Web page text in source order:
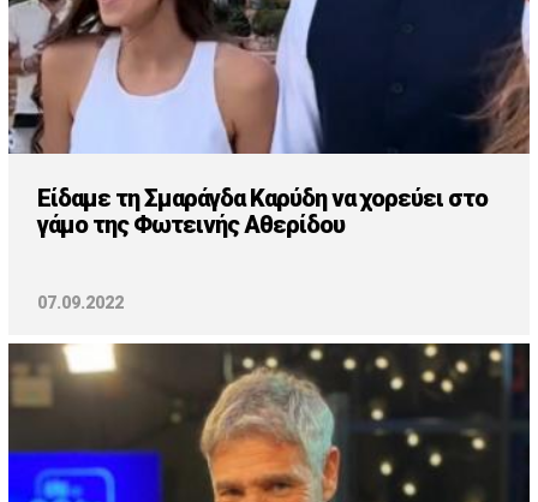
Είδαμε τη Σμαράγδα Καρύδη να χορεύει στο
γάμο της Φωτεινής Αθερίδου
07.09.2022